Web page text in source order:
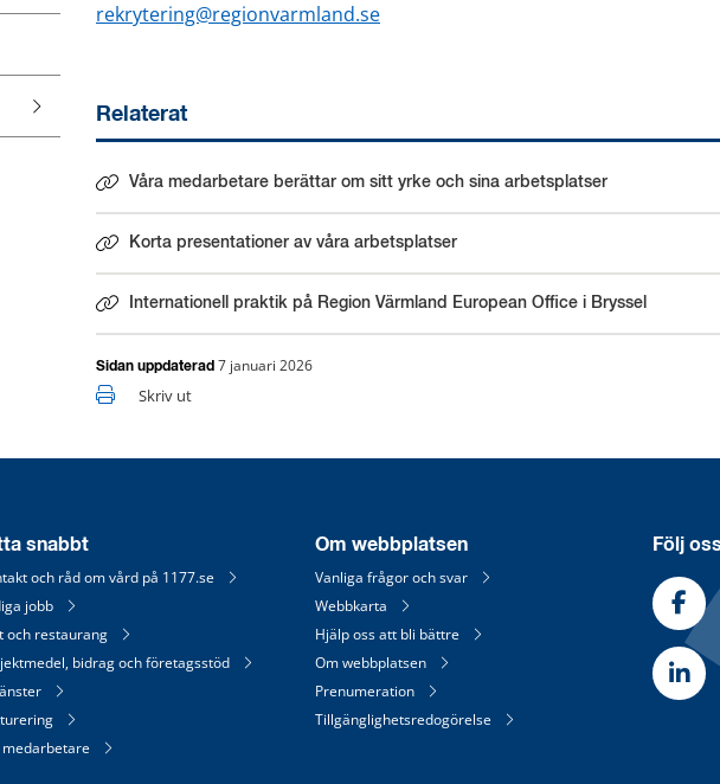
rekrytering@regionvarmland.se
Relaterat
Våra medarbetare berättar om sitt yrke och sina arbetsplatser
Korta presentationer av våra arbetsplatser
Internationell praktik på Region Värmland European Office i Bryssel
Sidan uppdaterad 7 januari 2026
Skriv ut
snabbt
och råd om vård på 1177.se
jobb
och restaurang
bidrag och företagsstöd
medarbetare
Om webbplatsen
Vanliga frågor och svar
Webbkarta
Hjälp oss att bli bättre
Om webbplatsen
Prenumeration
Tillgänglighetsredogörelse
Följ